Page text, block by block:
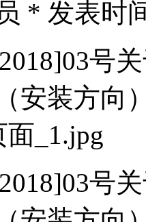
* 发表时